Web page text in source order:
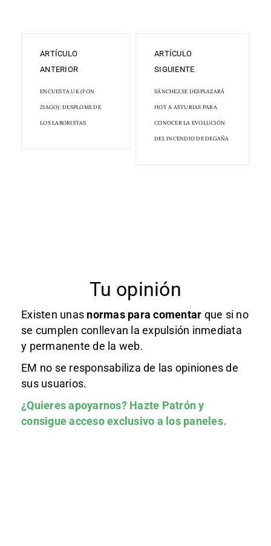
ARTÍCULO
ANTERIOR
ENCUESTA UK (FON
21AGO): DESPLOME DE
LOS LABORISTAS
ARTÍCULO
SIGUIENTE
SÁNCHEZ SE DESPLAZARÁ
HOY A ASTURIAS PARA
CONOCER LA EVOLUCIÓN
DEL INCENDIO DE DEGAÑA
Tu opinión
Existen unas normas para comentar que si no
se cumplen conllevan la expulsión inmediata
y permanente de la web.
EM no se responsabiliza de las opiniones de
sus usuarios.
¿Quieres apoyarnos? Hazte Patróny
consigue acceso exclusivo a los paneles.